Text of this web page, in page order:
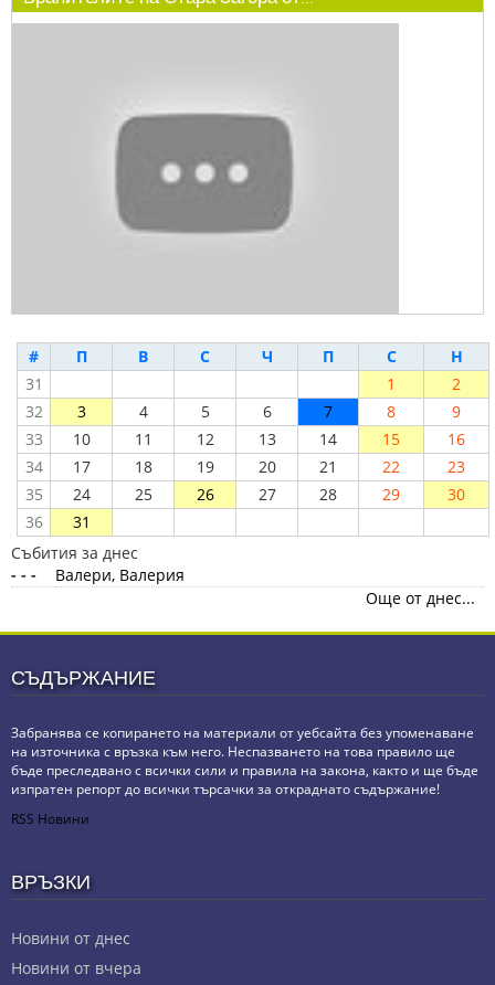
# П В С Ч П С
Н
31
1
2
32
3 4 5 6 7 8
9
33
10 11 12 13 14 15
16
34
17 18 19 20 21 22
23
35
24 25 26 27 28 29
30
36
31
Събития за днес
- - -
Валери, Валерия
Още от днес...
СЪДЪРЖАНИЕ
Забранява се копирането на материали от уебсайта без упоменаване
на източника с връзка към него. Неспазването на това правило ще
бъде преследвано с всички сили и правила на закона, както и ще бъде
изпратен репорт до всички търсачки за откраднато съдържание!
RSS Новини
ВРЪЗКИ
Новини от днес
Новини от вчера